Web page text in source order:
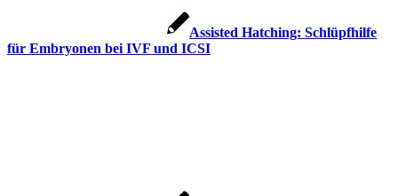
Assis­ted Hat­ching: Schlüpf­hil­fe
für Embryo­nen bei IVF und ICSI